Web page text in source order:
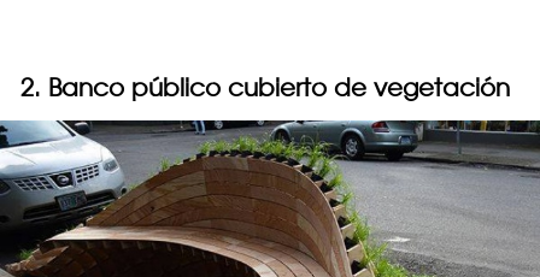
2. Banco público cubierto de vegetación